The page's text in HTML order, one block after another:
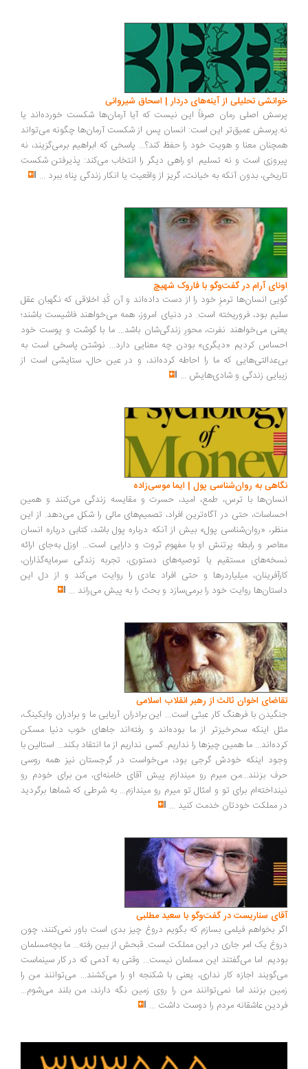
تحلیلی از آینه‌های دردار | اسحاق شیروانی
اصلی رمان صرفاً این نیست که آیا آرمان‌ها شکست خورده‌اند یا
عمیق‌تر این است: انسان پس از شکست آرمان‌ها چگونه می‌تواند
معنا و هویت خود را حفظ کند؟... پاسخی که ابراهیم برمی‌گزیند، نه
است و نه تسلیم. او راهی دیگر را انتخاب می‌کند: پذیرفتن شکست
بدون آنکه به خیانت، گریز از واقعیت یا انکار زندگی پناه ببرد...
آرام در گفت‌وگو با فاروک شهیچ‭
انسان‌ها ترمزِ خود را از دست داده‌اند و آن کُدِ اخلاقی که نگهبان عقل
بود، فروریخته است. در دنیای امروز، همه می‌خواهند فاشیست باشند؛
می‌خواهند نفرت، محورِ زندگی‌شان باشد... ما با گوشت و پوست خود
کردیم «دیگری» بودن چه معنایی دارد... نوشتن پاسخی است به
که ما را احاطه کرده‌اند، و در عین حال، ستایشی است از
زندگی و شادی‌هایش...
به روان‌شناسی پول | ایما موسی‌زاده
با ترس، طمع، امید، حسرت و مقایسه زندگی می‌کنند و همین
حتی در آگاه‌ترین افراد، تصمیم‌های مالی را شکل می‌دهد. از این
«روان‌شناسی پول» بیش از آنکه درباره پول باشد، کتابی درباره انسان
و رابطه پرتنش او با مفهوم ثروت و دارایی است... اوزل به‌جای ارائه
مستقیم یا توصیه‌های دستوری، تجربه زندگی سرمایه‌گذاران،
میلیاردرها و حتی افراد عادی را روایت می‌کند و از دل این
روایت خود را برمی‌سازد و بحث را به پیش می‌راند...
اخوان ثالث از رهبر انقلاب اسلامی
با فرهنگ کار عبثی است... این برادران آریایی ما و برادران وایکینگ،
اینکه سحرخیزتر از ما بوده‌اند و رفته‌اند جاهای خوب دنیا مسکن
ما همین چیزها را نداریم. کسی نداریم از ما انتقاد بکند... استالین با
اینکه خودش گرجی بود، می‌خواست در گرجستان نیز همه روسی
بزنند...من میرم رو میندازم پیش آقای خامنه‌ای، من برای خودم رو
برای تو و امثال تو میرم رو میندازم... به شرطی که شماها برگردید
مملکت خودتان خدمت کنید...
سناریست در گفت‌وگو با سعید مطلبی
بخواهم فیلمی بسازم که بگویم دروغ چیز بدی است باور نمی‌کنند، چون
یک امر جاری در این مملکت است. قبحش از بین رفته... ما بچه‌مسلمان
اما می‌گفتند این مسلمان نیست... وقتی به آدمی که در کار سینماست
اجازه کار نداری، یعنی با شکنجه او را می‌کشند... می‌توانند من را
بزنند اما نمی‌توانند من را روی زمین نگه دارند، من بلند می‌شوم...
عاشقانه مردم را دوست داشت ...